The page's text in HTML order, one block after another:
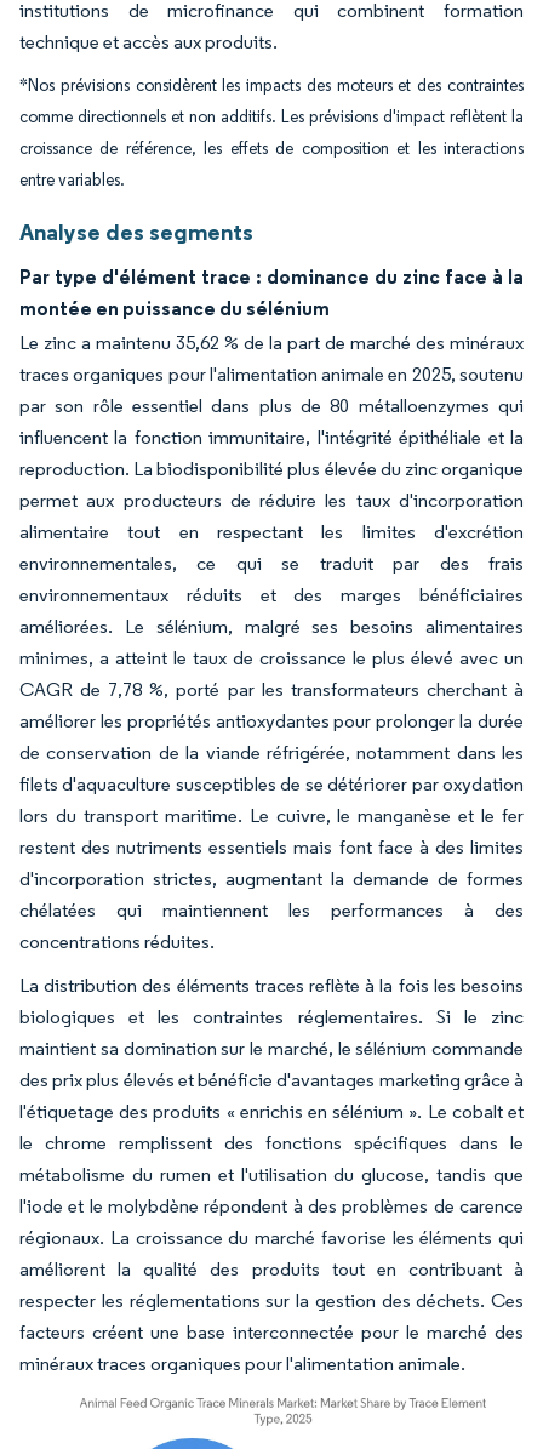
institutions de microfinance qui combinent formation
technique et accès aux produits.
*Nos prévisions considèrent les impacts des moteurs et des contraintes
comme directionnels et non additifs. Les prévisions d'impact reflètent la
croissance de référence, les effets de composition et les interactions
entre variables.
Analyse des segments
Par type d'élément trace : dominance du zinc face à la
montée en puissance du sélénium
Le zinc a maintenu 35,62 % de la part de marché des minéraux
traces organiques pour l'alimentation animale en 2025, soutenu
par son rôle essentiel dans plus de 80 métalloenzymes qui
influencent la fonction immunitaire, l'intégrité épithéliale et la
reproduction. La biodisponibilité plus élevée du zinc organique
permet aux producteurs de réduire les taux d'incorporation
alimentaire tout en respectant les limites d'excrétion
environnementales, ce qui se traduit par des frais
environnementaux réduits et des marges bénéficiaires
améliorées. Le sélénium, malgré ses besoins alimentaires
minimes, a atteint le taux de croissance le plus élevé avec un
CAGR de 7,78 %, porté par les transformateurs cherchant à
améliorer les propriétés antioxydantes pour prolonger la durée
de conservation de la viande réfrigérée, notamment dans les
filets d'aquaculture susceptibles de se détériorer par oxydation
lors du transport maritime. Le cuivre, le manganèse et le fer
restent des nutriments essentiels mais font face à des limites
d'incorporation strictes, augmentant la demande de formes
chélatées qui maintiennent les performances à des
concentrations réduites.
La distribution des éléments traces reflète à la fois les besoins
biologiques et les contraintes réglementaires. Si le zinc
maintient sa domination sur le marché, le sélénium commande
des prix plus élevés et bénéficie d'avantages marketing grâce à
l'étiquetage des produits « enrichis en sélénium ». Le cobalt et
le chrome remplissent des fonctions spécifiques dans le
métabolisme du rumen et l'utilisation du glucose, tandis que
l'iode et le molybdène répondent à des problèmes de carence
régionaux. La croissance du marché favorise les éléments qui
améliorent la qualité des produits tout en contribuant à
respecter les réglementations sur la gestion des déchets. Ces
facteurs créent une base interconnectée pour le marché des
minéraux traces organiques pour l'alimentation animale.